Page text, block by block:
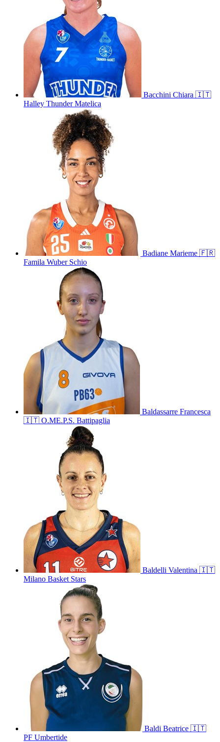
Bacchini Chiara 🇮🇹
Halley Thunder Matelica
Badiane Marieme 🇫🇷
Famila Wuber Schio
Baldassarre Francesca
🇮🇹 O.ME.P.S. Battipaglia
Baldelli Valentina 🇮🇹
Milano Basket Stars
Baldi Beatrice 🇮🇹
PF Umbertide